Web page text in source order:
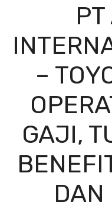
–
GAJI,
DAN